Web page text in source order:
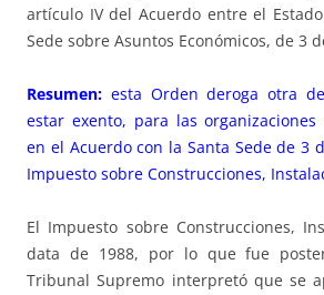
artículo IV del Acuerdo entre el
Sede sobre Asuntos Económicos, de 3
Resumen: esta Orden deroga otra
estar exento, para las
en el Acuerdo con la Santa Sede de 3
Impuesto sobre Construcciones,
El Impuesto sobre Construcciones,
data de 1988, por lo que fue
Tribunal Supremo interpretó que se